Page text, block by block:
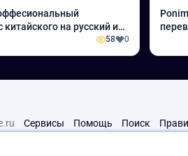
китайского на русский и
58 0
Сервисы Помощь Поиск